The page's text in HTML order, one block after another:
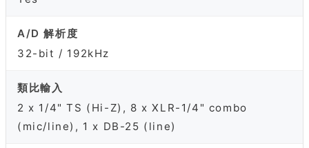
A/D 解析度
32-bit / 192kHz
類比輸入
2 x 1/4" TS (Hi-Z), 8 x XLR-1/4" combo
(mic/line), 1 x DB-25 (line)